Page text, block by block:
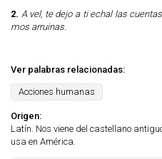
2. A vel, te dejo a ti echal las
mos arruinas.
Ver palabras relacionadas:
Acciones humanas
Origen:
Latín. Nos viene del castellano
usa en América.